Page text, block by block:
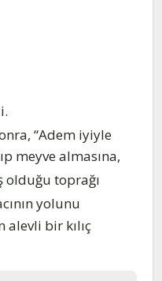
“Adem iyiyle
meyve almasına,
olduğu toprağı
yolunu
bir kılıç